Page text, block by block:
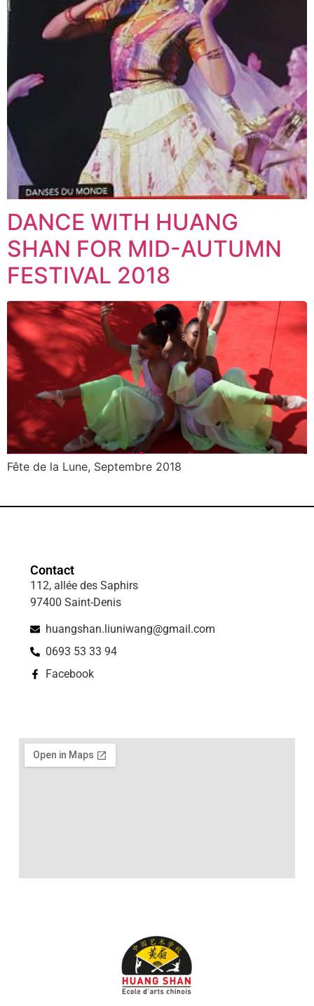
DANCE WITH HUANG
SHAN FOR MID-AUTUMN
FESTIVAL 2018
Fête de la Lune, Septembre 2018
Contact
112, allée des Saphirs
97400 Saint-Denis
huangshan.liuniwang@gmail.com
0693 53 33 94
Facebook